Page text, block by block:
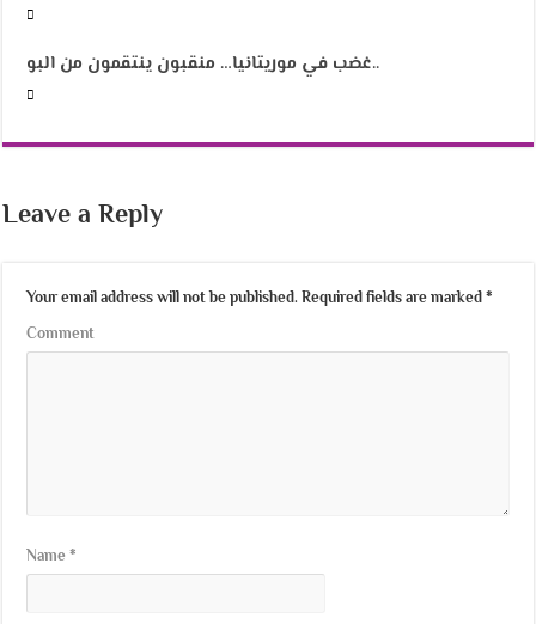
غضب في موريتانيا… منقبون ينتقمون من البو..
Leave a Reply
Your email address will not be published. Required fields are marked*
Comment
Name*